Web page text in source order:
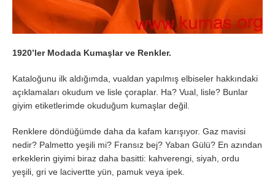
1920’ler Modada Kumaşlar ve Renkler.
Kataloğunu ilk aldığımda, vualdan yapılmış elbiseler hakkındaki
açıklamaları okudum ve lisle çoraplar. Ha? Vual, lisle? Bunlar
giyim etiketlerimde okuduğum kumaşlar değil.
Renklere döndüğümde daha da kafam karışıyor. Gaz mavisi
nedir? Palmetto yeşili mi? Fransız bej? Yaban Gülü? En azından
erkeklerin giyimi biraz daha basitti: kahverengi, siyah, ordu
yeşili, gri ve lacivertte yün, pamuk veya ipek.